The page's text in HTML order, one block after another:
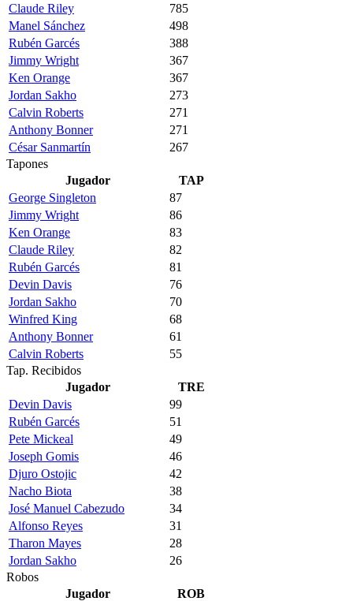
Claude Riley
785
Manel Sánchez
498
Rubén Garcés
388
Jimmy Wright
367
Ken Orange
367
Jordan Sakho
273
Calvin Roberts
271
Anthony Bonner
271
César Sanmartín
267
Tapones
Jugador
TAP
George Singleton
87
Jimmy Wright
86
Ken Orange
83
Claude Riley
82
Rubén Garcés
81
Devin Davis
76
Jordan Sakho
70
Winfred King
68
Anthony Bonner
61
Calvin Roberts
55
Tap. Recibidos
Jugador
TRE
Devin Davis
99
Rubén Garcés
51
Pete Mickeal
49
Joseph Gomis
46
Djuro Ostojic
42
Nacho Biota
38
José Manuel Cabezudo
34
Alfonso Reyes
31
Tharon Mayes
28
Jordan Sakho
26
Robos
Jugador
ROB